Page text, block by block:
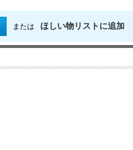
または ほしい物リストに追加